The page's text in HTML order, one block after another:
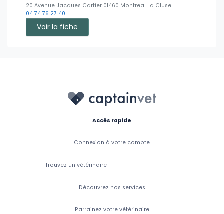
20 Avenue Jacques Cartier 01460 Montreal La Cluse
04 74 76 27 40
Voir la fiche
Accès rapide
Connexion à votre compte
Trouvez un vétérinaire
Découvrez nos services
Parrainez votre vétérinaire